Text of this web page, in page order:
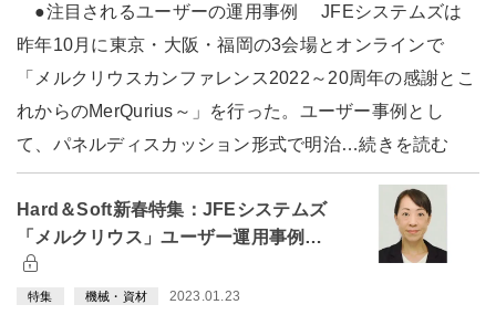
●注目されるユーザーの運用事例 JFEシステムズは
昨年10月に東京・大阪・福岡の3会場とオンラインで
「メルクリウスカンファレンス2022～20周年の感謝とこ
れからのMerQurius～」を行った。ユーザー事例とし
て、パネルディスカッション形式で明治…続きを読む
Hard＆Soft新春特集：JFEシステムズ
「メルクリウス」ユーザー運用事例…
特集 機械・資材 2023.01.23